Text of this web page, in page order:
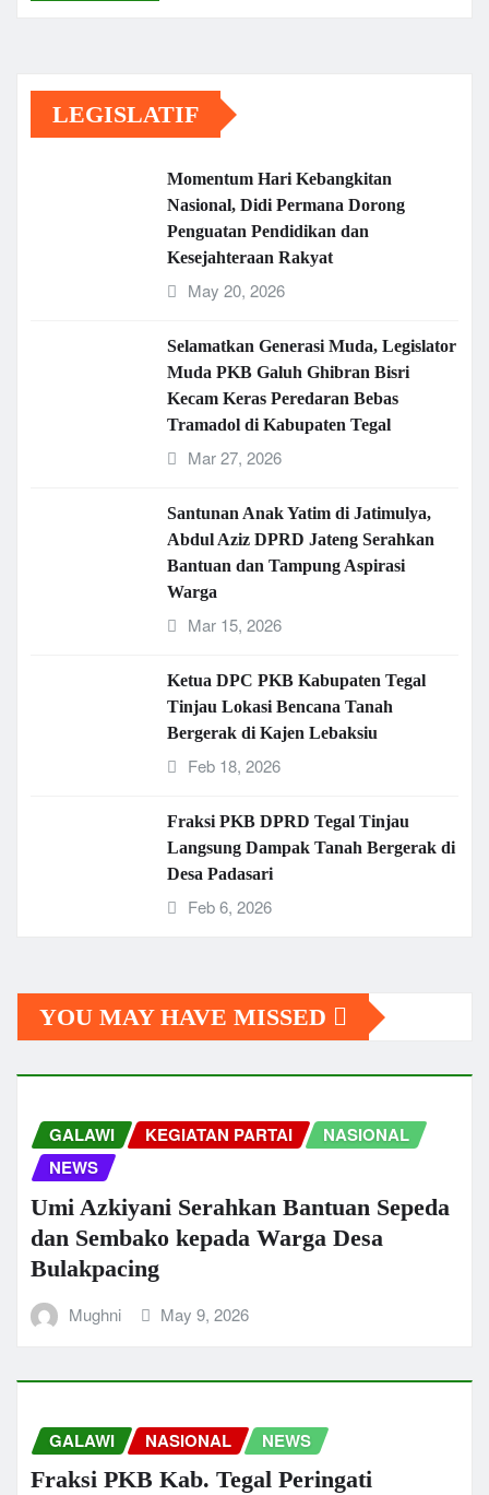
LEGISLATIF
Momentum Hari Kebangkitan
Nasional, Didi Permana Dorong
Penguatan Pendidikan dan
Kesejahteraan Rakyat
May 20, 2026
Selamatkan Generasi Muda, Legislator
Muda PKB Galuh Ghibran Bisri
Kecam Keras Peredaran Bebas
Tramadol di Kabupaten Tegal
Mar 27, 2026
Santunan Anak Yatim di Jatimulya,
Abdul Aziz DPRD Jateng Serahkan
Bantuan dan Tampung Aspirasi
Warga
Mar 15, 2026
Ketua DPC PKB Kabupaten Tegal
Tinjau Lokasi Bencana Tanah
Bergerak di Kajen Lebaksiu
Feb 18, 2026
Fraksi PKB DPRD Tegal Tinjau
Langsung Dampak Tanah Bergerak di
Desa Padasari
Feb 6, 2026
YOU MAY HAVE MISSED
GALAWI KEGIATAN PARTAI
NASIONAL
NEWS
Umi Azkiyani Serahkan Bantuan Sepeda
dan Sembako kepada Warga Desa
Bulakpacing
Mughni May 9, 2026
GALAWI NASIONAL NEWS
Fraksi PKB Kab. Tegal Peringati